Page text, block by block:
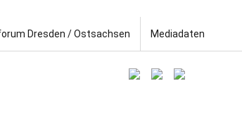
Dresden / Ostsachsen Mediadaten